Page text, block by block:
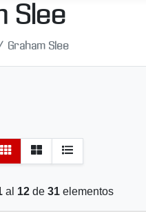
Graham Slee
Slee
Ver
detallelistado
al 12 de 31 elementos